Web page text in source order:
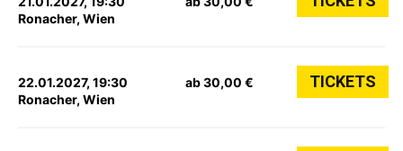
Ronacher, Wien
22.01.2027, 19:30
Ronacher, Wien
ab 30,00 € TICKETS